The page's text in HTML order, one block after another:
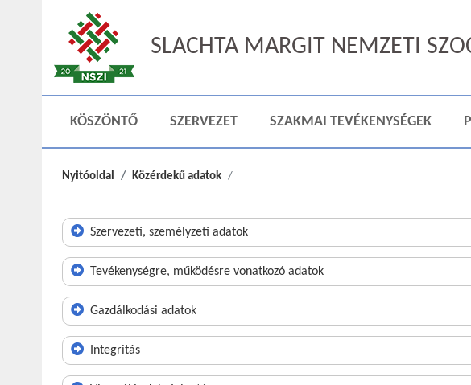
SLACHTA MARGIT NEMZETI
KÖSZÖNTŐ SZERVEZET SZAKMAI TEVÉKENYSÉGEK
Nyitóoldal Közérdekű adatok
Szervezeti, személyzeti adatok
Tevékenységre, működésre vonatkozó adatok
Gazdálkodási adatok
Integritás